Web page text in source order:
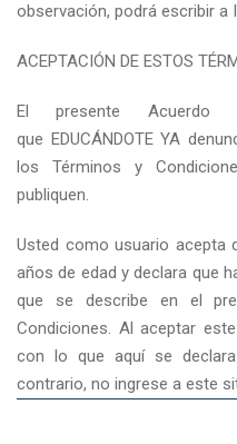
observación, podrá escribir a
ACEPTACIÓN DE ESTOS
El presente Acuerdo
que EDUCÁNDOTE YA
los Términos y
publiquen.
Usted como usuario acepta
años de edad y declara que
que se describe en el
Condiciones. Al aceptar
con lo que aquí se
contrario, no ingrese a este